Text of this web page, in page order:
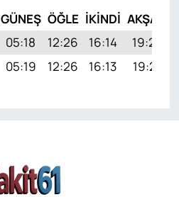
GÜNEŞ ÖĞLE İKINDI AKŞAM
05:18 12:26 16:14 19:24
05:19 12:26 16:13 19:23